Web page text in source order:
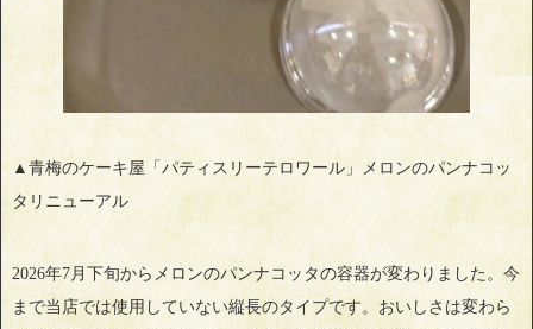
▲青梅のケーキ屋「パティスリーテロワール」メロンのパンナコッ
タリニューアル
2026年7月下旬からメロンのパンナコッタの容器が変わりました。今
まで当店では使用していない縦長のタイプです。おいしさは変わら